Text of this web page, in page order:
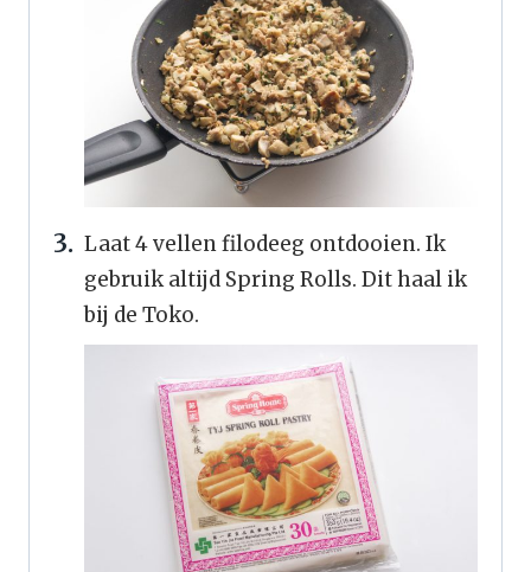
Laat 4 vellen filodeeg ontdooien. Ik
gebruik altijd Spring Rolls. Dit haal ik
bij de Toko.